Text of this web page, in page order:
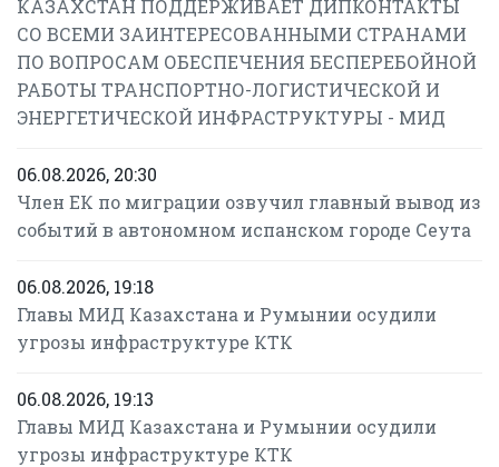
КАЗАХСТАН ПОДДЕРЖИВАЕТ ДИПКОНТАКТЫ
СО ВСЕМИ ЗАИНТЕРЕСОВАННЫМИ СТРАНАМИ
ПО ВОПРОСАМ ОБЕСПЕЧЕНИЯ БЕСПЕРЕБОЙНОЙ
РАБОТЫ ТРАНСПОРТНО-ЛОГИСТИЧЕСКОЙ И
ЭНЕРГЕТИЧЕСКОЙ ИНФРАСТРУКТУРЫ - МИД
06.08.2026, 20:30
Член ЕК по миграции озвучил главный вывод из
событий в автономном испанском городе Сеута
06.08.2026, 19:18
Главы МИД Казахстана и Румынии осудили
угрозы инфраструктуре КТК
06.08.2026, 19:13
Главы МИД Казахстана и Румынии осудили
угрозы инфраструктуре КТК